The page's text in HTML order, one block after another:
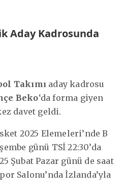
Aday Kadrosunda
Takımı aday kadrosu
Beko‘da forma giyen
davet geldi.
2025 Elemeleri’nde B
günü TSİ 22:30’da
Şubat Pazar günü de saat
Salonu’nda İzlanda’yla